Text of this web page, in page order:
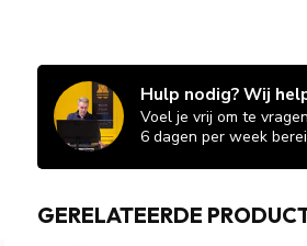
Hulp nodig? Wij
Voel je vrij om te
6 dagen per week
GERELATEERDE